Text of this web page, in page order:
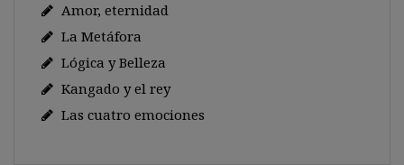
Amor, eternidad
La Metáfora
Lógica y Belleza
Kangado y el rey
Las cuatro emociones